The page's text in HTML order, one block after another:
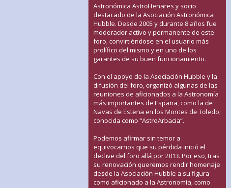
Astronómica AstroHenares y socio
destacado de la Asociación Astronómica
Hubble. Desde 2005 y durante 8 años fue
moderador activo y permanente de este
foro, convirtiéndose en el usuario más
prolífico del mismo y en uno de los
garantes de su buen funcionamiento.
Con el apoyo de la Asociación Hubble y la
difusión del foro, organizó algunas de las
reuniones de aficionados a la Astronomía
más importantes de España, como la de
Navas de Estena en los Montes de Toledo,
conocida como “AstroArbacia”.
Podemos afirmar sin temor a
equivocarnos que su pérdida inició el
declive del foro allá por 2013. Por eso, tras
su renovación queremos rendir homenaje
desde la Asociación Hubble a su figura
como aficionado a la Astronomía, como